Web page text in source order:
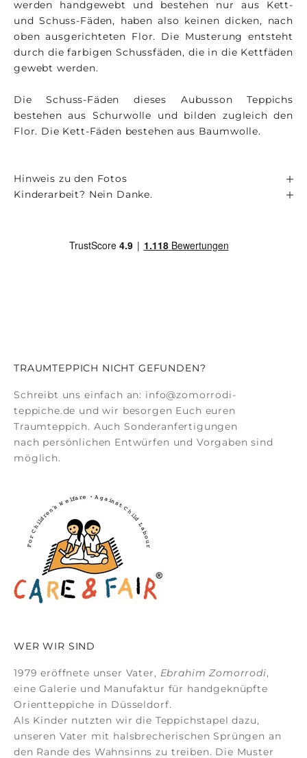
werden handgewebt und bestehen nur aus Kett-
und Schuss-Fäden, haben also keinen dicken, nach
oben ausgerichteten Flor. Die Musterung entsteht
durch die farbigen Schussfäden, die in die Kettfäden
gewebt werden.
Die Schuss-Fäden dieses Aubusson Teppichs
bestehen aus Schurwolle und bilden zugleich den
Flor. Die Kett-Fäden bestehen aus Baumwolle.
Hinweis zu den Fotos
Kinderarbeit? Nein Danke.
TRAUMTEPPICH NICHT GEFUNDEN?
Schreibt uns einfach an: info@zomorrodi-
teppiche.de und wir besorgen Euch euren
Traumteppich. Auch Sonderanfertigungen
nach persönlichen Entwürfen und Vorgaben sind
möglich.
WER WIR SIND
1979 eröffnete unser Vater, Ebrahim Zomorrodi,
eine Galerie und Manufaktur für handgeknüpfte
Orientteppiche in Düsseldorf.
Als Kinder nutzten wir die Teppichstapel dazu,
unseren Vater mit halsbrecherischen Sprüngen an
den Rande des Wahnsinns zu treiben. Die Muster